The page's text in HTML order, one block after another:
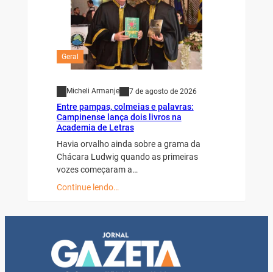
Geral
Micheli Armanje 7 de agosto de 2026
Entre pampas, colmeias e palavras:
Campinense lança dois livros na
Academia de Letras
Havia orvalho ainda sobre a grama da
Chácara Ludwig quando as primeiras
vozes começaram a…
Continue lendo…